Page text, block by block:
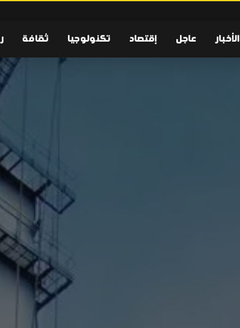
الأخبار عاجل إقتصاد تكنولوجيا ثقافة